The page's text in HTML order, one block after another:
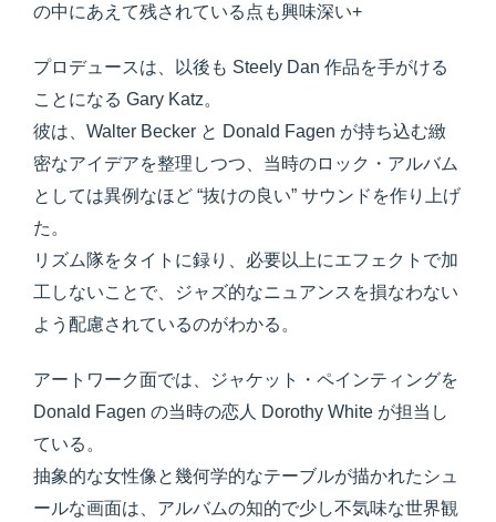
の中にあえて残されている点も興味深い+
プロデュースは、以後も Steely Dan 作品を手がける
ことになる Gary Katz。
彼は、Walter Becker と Donald Fagen が持ち込む緻
密なアイデアを整理しつつ、当時のロック・アルバム
としては異例なほど “抜けの良い” サウンドを作り上げ
た。
リズム隊をタイトに録り、必要以上にエフェクトで加
工しないことで、ジャズ的なニュアンスを損なわない
よう配慮されているのがわかる。
アートワーク面では、ジャケット・ペインティングを
Donald Fagen の当時の恋人 Dorothy White が担当し
ている。
抽象的な女性像と幾何学的なテーブルが描かれたシュ
ールな画面は、アルバムの知的で少し不気味な世界観